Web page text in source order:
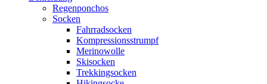
Regenponchos
Socken
Fahrradsocken
Kompressionsstrumpf
Merinowolle
Skisocken
Trekkingsocken